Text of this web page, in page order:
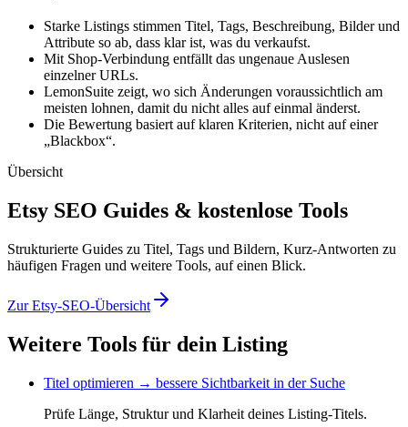
Starke Listings stimmen Titel, Tags, Beschreibung, Bilder und
Attribute so ab, dass klar ist, was du verkaufst.
Mit Shop-Verbindung entfällt das ungenaue Auslesen
einzelner URLs.
LemonSuite zeigt, wo sich Änderungen voraussichtlich am
meisten lohnen, damit du nicht alles auf einmal änderst.
Die Bewertung basiert auf klaren Kriterien, nicht auf einer
„Blackbox“.
Übersicht
Etsy SEO Guides & kostenlose Tools
Strukturierte Guides zu Titel, Tags und Bildern, Kurz-Antworten zu
häufigen Fragen und weitere Tools, auf einen Blick.
Zur Etsy-SEO-Übersicht
Weitere Tools für dein Listing
Titel optimieren → bessere Sichtbarkeit in der Suche
Prüfe Länge, Struktur und Klarheit deines Listing-Titels.